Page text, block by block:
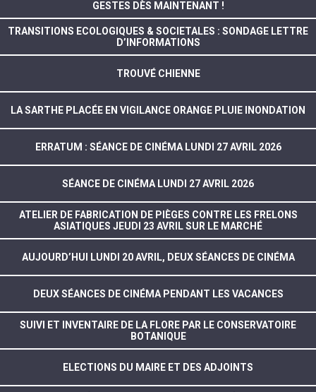
GESTES DÈS MAINTENANT !
TRANSITIONS ECOLOGIQUES & SOCIETALES : SONDAGE LETTRE
D’INFORMATIONS
TROUVÉ CHIENNE
LA SARTHE PLACÉE EN VIGILANCE ORANGE PLUIE INONDATION
ERRATUM : SÉANCE DE CINÉMA LUNDI 27 AVRIL 2026
SÉANCE DE CINÉMA LUNDI 27 AVRIL 2026
ATELIER DE FABRICATION DE PIÈGES CONTRE LES FRELONS
ASIATIQUES JEUDI 23 AVRIL SUR LE MARCHÉ
AUJOURD’HUI LUNDI 20 AVRIL, DEUX SÉANCES DE CINÉMA
DEUX SÉANCES DE CINÉMA PENDANT LES VACANCES
SUIVI ET INVENTAIRE DE LA FLORE PAR LE CONSERVATOIRE
BOTANIQUE
ELECTIONS DU MAIRE ET DES ADJOINTS